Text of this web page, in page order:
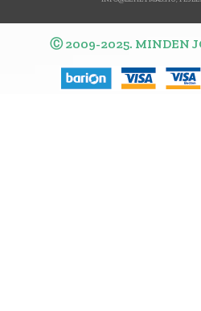
Ⓒ 2009-2025. MINDEN